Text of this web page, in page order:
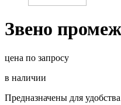
Звено
цена по запросу
в наличии
Предназначены для